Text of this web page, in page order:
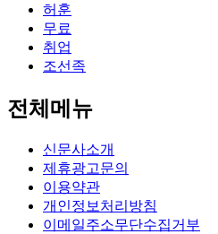
허훈
무료
취업
조선족
전체메뉴
신문사소개
제휴광고문의
이용약관
개인정보처리방침
이메일주소무단수집거부